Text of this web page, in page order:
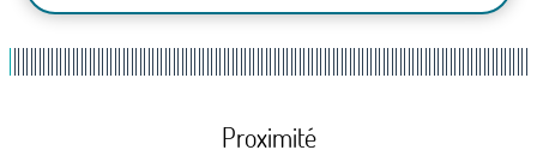
Proximité